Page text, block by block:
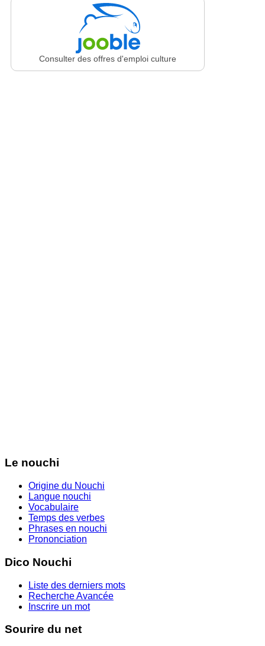
Consulter des offres d'emploi culture
Le nouchi
Origine du Nouchi
Langue nouchi
Vocabulaire
Temps des verbes
Phrases en nouchi
Prononciation
Dico Nouchi
Liste des derniers mots
Recherche Avancée
Inscrire un mot
Sourire du net